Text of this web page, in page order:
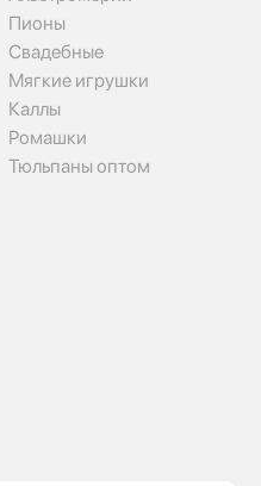
Пионы
Свадебные
Мягкие игрушки
Каллы
Ромашки
Тюльпаны оптом